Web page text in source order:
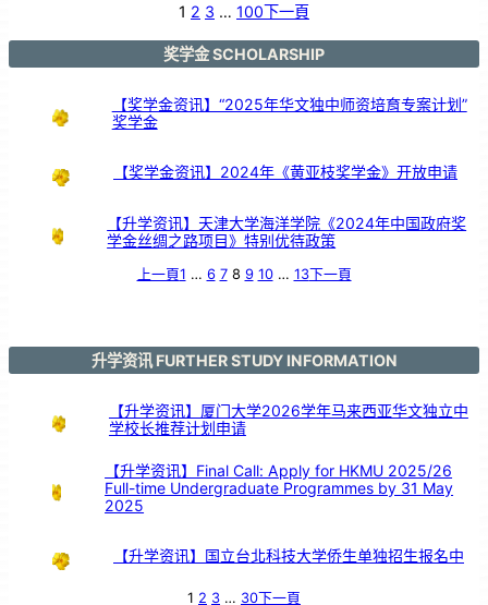
1
年
1 2 3 … 100下一頁
奖学金 SCHOLARSHIP
【奖学金资讯】“2025年华文独中师资培育专案计划”
奖学金
【奖学金资讯】2024年《黄亚枝奖学金》开放申请
【升学资讯】天津大学海洋学院《2024年中国政府奖
学金丝绸之路项目》特别优待政策
上一頁1 … 6 7 8 9 10 … 13下一頁
升学资讯 FURTHER STUDY INFORMATION
【升学资讯】厦门大学2026学年马来西亚华文独立中
学校长推荐计划申请
【升学资讯】Final Call: Apply for HKMU 2025/26
Full-time Undergraduate Programmes by 31 May
2025
【升学资讯】国立台北科技大学侨生单独招生报名中
1 2 3 … 30下一頁